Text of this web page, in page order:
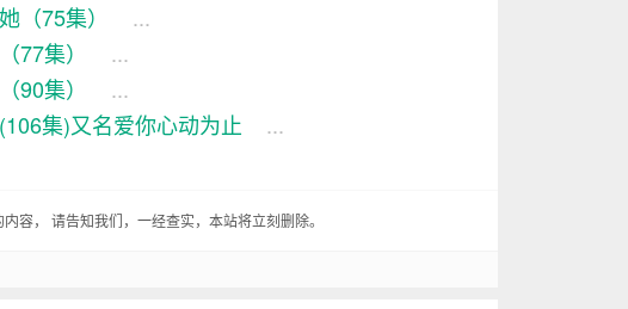
得李大锤这么好，就应该找一个门当户对的媳
上好日子。
村里开了一个小卖部，日子过得还算滋润；小
看到了一个寻人启事，说的是一个叫小芳的女
（75集）
...
77集）
...
90集）
...
集)又名爱你心动为止 ...
容， 请告知我们，一经查实，本站将立刻删除。